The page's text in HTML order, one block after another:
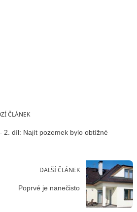
ČLÁNEK
2. díl: Najít pozemek bylo obtížné
DALŠÍ ČLÁNEK
Poprvé je nanečisto